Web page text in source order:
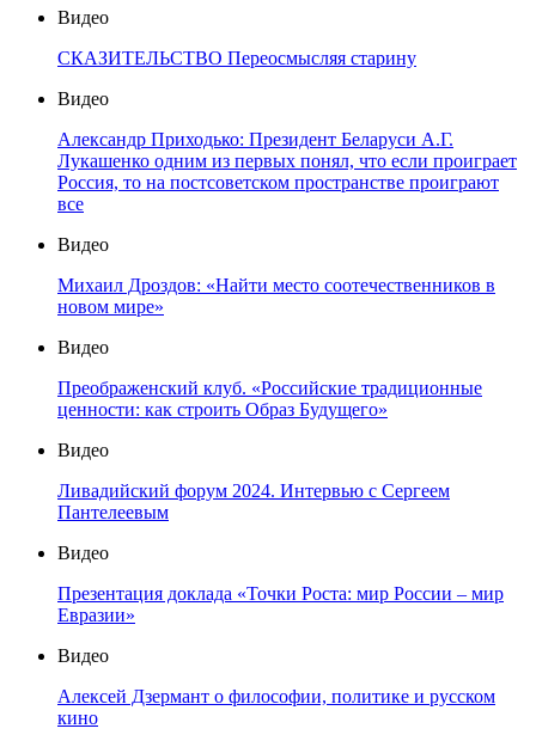
Видео
СКАЗИТЕЛЬСТВО Переосмысляя старину
Видео
Александр Приходько: Президент Беларуси А.Г.
Лукашенко одним из первых понял, что если проиграет
Россия, то на постсоветском пространстве проиграют
все
Видео
Михаил Дроздов: «Найти место соотечественников в
новом мире»
Видео
Преображенский клуб. «Российские традиционные
ценности: как строить Образ Будущего»
Видео
Ливадийский форум 2024. Интервью с Сергеем
Пантелеевым
Видео
Презентация доклада «Точки Роста: мир России – мир
Евразии»
Видео
Алексей Дзермант о философии, политике и русском
кино